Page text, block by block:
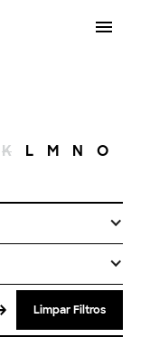
K L M N O
Limpar Filtros